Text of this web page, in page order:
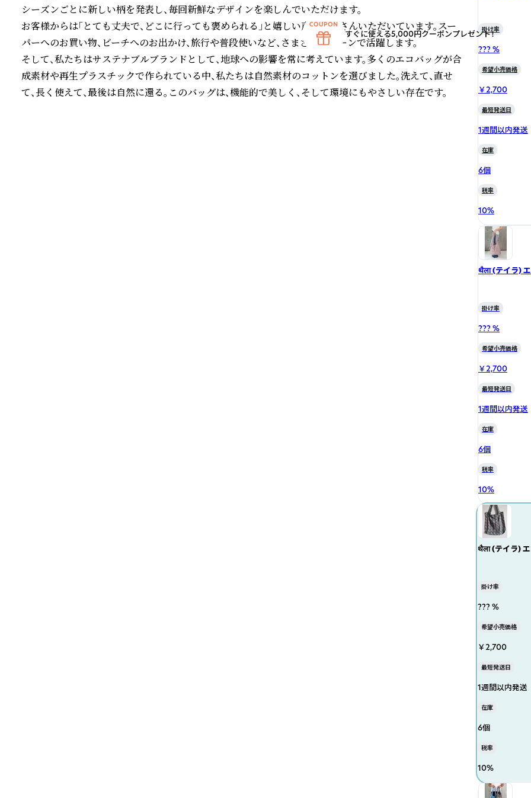
シーズンごとに新しい柄を発表し、毎回新鮮なデザインを楽しんでいただけます。
お客様からは「とても丈夫で、どこに行っても褒められる」と嬉しい声をたくさんいただいています。スー
パーへのお買い物、ビーチへのお出かけ、旅行や普段使いなど、さまざまなシーンで活躍します。
そして、私たちはサステナブルブランドとして、地球への影響を常に考えています。多くのエコバッグが合
成素材や再生プラスチックで作られている中、私たちは自然素材のコットンを選びました。洗えて、直せ
て、長く使えて、最後は自然に還る。このバッグは、機能的で美しく、そして環境にもやさしい存在です。
掛け率
??? %
希望小売価格
￥2,700
最短発送日
1週間以内発送
在庫
6個
税率
10%
थैला (テイラ)
掛け率
??? %
希望小売価格
￥2,700
最短発送日
1週間以内発送
在庫
6個
税率
10%
थैला (テイラ)
掛け率
??? %
希望小売価格
￥2,700
最短発送日
1週間以内発送
在庫
6個
税率
10%
すぐに使える5,000円クーポンプレゼント！